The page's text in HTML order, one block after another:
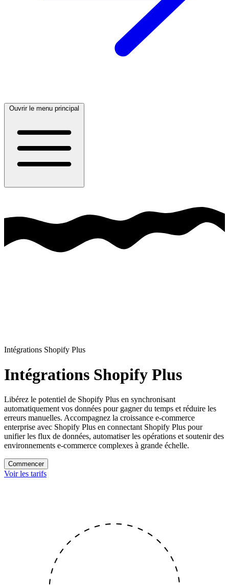
Ouvrir le menu principal
Intégrations Shopify Plus
Intégrations Shopify Plus
Libérez le potentiel de Shopify Plus en synchronisant
automatiquement vos données pour gagner du temps et réduire les
erreurs manuelles. Accompagnez la croissance e-commerce
enterprise avec Shopify Plus en connectant Shopify Plus pour
unifier les flux de données, automatiser les opérations et soutenir des
environnements e-commerce complexes à grande échelle.
Commencer
Voir les tarifs